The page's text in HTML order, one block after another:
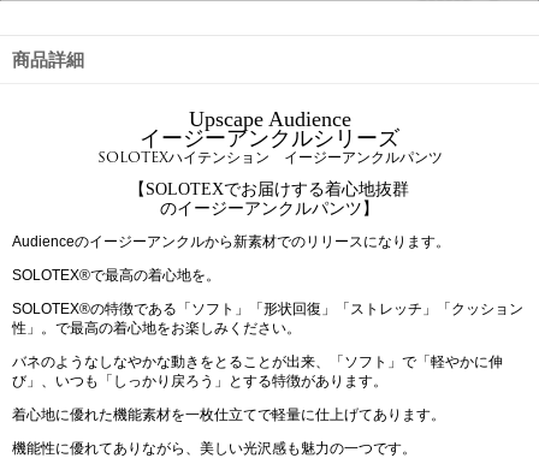
商品詳細
Upscape Audience
イージーアンクルシリーズ
SOLOTEXハイテンション イージーアンクルパンツ
【SOLOTEXでお届けする着心地抜群
のイージーアンクルパンツ】
Audienceのイージーアンクルから新素材でのリリースになります。
SOLOTEX®で最高の着心地を。
SOLOTEX®の特徴である「ソフト」「形状回復」「ストレッチ」「クッション
性」。で最高の着心地をお楽しみください。
バネのようなしなやかな動きをとることが出来、「ソフト」で「軽やかに伸
び」、いつも「しっかり戻ろう」とする特徴があります。
着心地に優れた機能素材を一枚仕立てで軽量に仕上げてあります。
機能性に優れてありながら、美しい光沢感も魅力の一つです。